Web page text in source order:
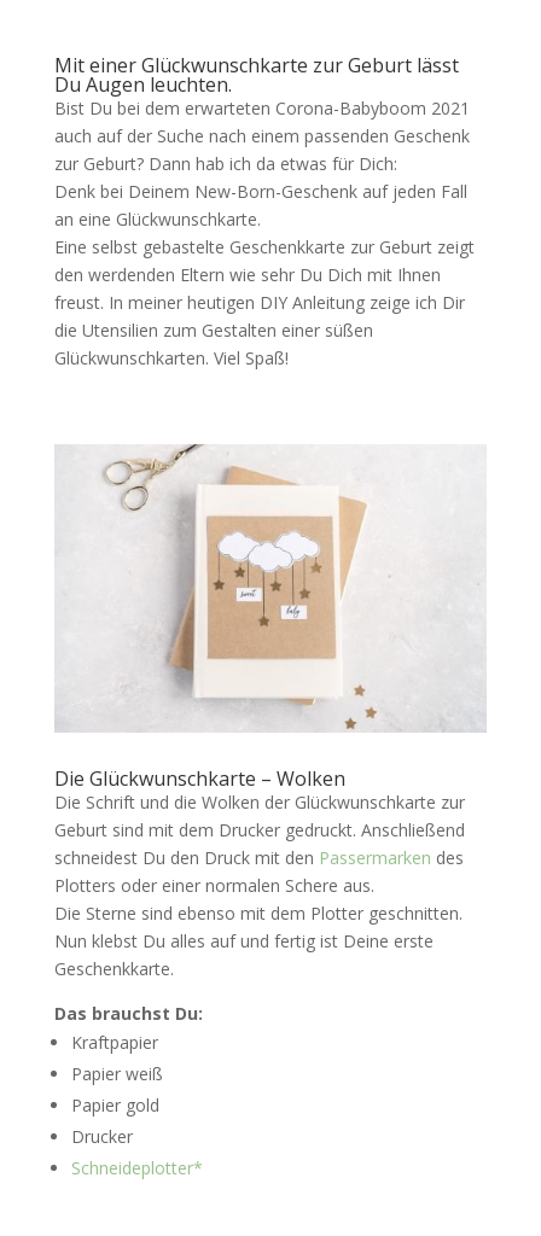
Mit einer Glückwunschkarte zur Geburt lässt
Du Augen leuchten.
Bist Du bei dem erwarteten Corona-Babyboom 2021
auch auf der Suche nach einem passenden Geschenk
zur Geburt? Dann hab ich da etwas für Dich:
Denk bei Deinem New-Born-Geschenk auf jeden Fall
an eine Glückwunschkarte.
Eine selbst gebastelte Geschenkkarte zur Geburt zeigt
den werdenden Eltern wie sehr Du Dich mit Ihnen
freust. In meiner heutigen DIY Anleitung zeige ich Dir
die Utensilien zum Gestalten einer süßen
Glückwunschkarten. Viel Spaß!
Die Glückwunschkarte – Wolken
Die Schrift und die Wolken der Glückwunschkarte zur
Geburt sind mit dem Drucker gedruckt. Anschließend
schneidest Du den Druck mit den Passermarken des
Plotters oder einer normalen Schere aus.
Die Sterne sind ebenso mit dem Plotter geschnitten.
Nun klebst Du alles auf und fertig ist Deine erste
Geschenkkarte.
Das brauchst Du:
Kraftpapier
Papier weiß
Papier gold
Drucker
Schneideplotter*